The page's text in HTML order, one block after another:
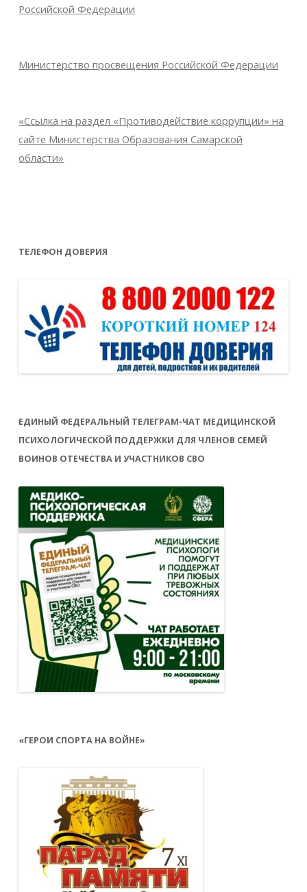
Российской Федерации
Министерство просвещения Российской Федерации
«Ссылка на раздел «Противодействие коррупции» на
сайте Министерства Образования Самарской
области»
ТЕЛЕФОН ДОВЕРИЯ
ЕДИНЫЙ ФЕДЕРАЛЬНЫЙ ТЕЛЕГРАМ-ЧАТ МЕДИЦИНСКОЙ
ПСИХОЛОГИЧЕСКОЙ ПОДДЕРЖКИ ДЛЯ ЧЛЕНОВ СЕМЕЙ
ВОИНОВ ОТЕЧЕСТВА И УЧАСТНИКОВ СВО
«ГЕРОИ СПОРТА НА ВОЙНЕ»